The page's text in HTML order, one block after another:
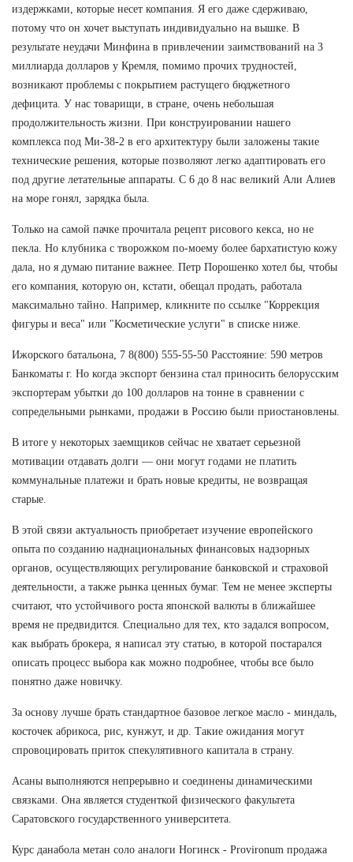
издержками, которые несет компания. Я его даже сдерживаю,
потому что он хочет выступать индивидуально на вышке. В
результате неудачи Минфина в привлечении заимствований на 3
миллиарда долларов у Кремля, помимо прочих трудностей,
возникают проблемы с покрытием растущего бюджетного
дефицита. У нас товарищи, в стране, очень небольшая
продолжительность жизни. При конструировании нашего
комплекса под Ми-38-2 в его архитектуру были заложены такие
технические решения, которые позволяют легко адаптировать его
под другие летательные аппараты. С 6 до 8 нас великий Али Алиев
на море гонял, зарядка была.
Только на самой пачке прочитала рецепт рисового кекса, но не
пекла. Но клубника с творожком по-моему более бархатистую кожу
дала, но я думаю питание важнее. Петр Порошенко хотел бы, чтобы
его компания, которую он, кстати, обещал продать, работала
максимально тайно. Например, кликните по ссылке "Коррекция
фигуры и веса" или "Косметические услуги" в списке ниже.
Ижорского батальона, 7 8(800) 555-55-50 Расстояние: 590 метров
Банкоматы г. Но когда экспорт бензина стал приносить белорусским
экспортерам убытки до 100 долларов на тонне в сравнении с
сопредельными рынками, продажи в Россию были приостановлены.
В итоге у некоторых заемщиков сейчас не хватает серьезной
мотивации отдавать долги — они могут годами не платить
коммунальные платежи и брать новые кредиты, не возвращая
старые.
В этой связи актуальность приобретает изучение европейского
опыта по созданию наднациональных финансовых надзорных
органов, осуществляющих регулирование банковской и страховой
деятельности, а также рынка ценных бумаг. Тем не менее эксперты
считают, что устойчивого роста японской валюты в ближайшее
время не предвидится. Специально для тех, кто задался вопросом,
как выбрать брокера, я написал эту статью, в которой постарался
описать процесс выбора как можно подробнее, чтобы все было
понятно даже новичку.
За основу лучше брать стандартное базовое легкое масло - миндаль,
косточек абрикоса, рис, кунжут, и др. Такие ожидания могут
спровоцировать приток спекулятивного капитала в страну.
Асаны выполняются непрерывно и соединены динамическими
связками. Она является студенткой физического факультета
Саратовского государственного университета.
Курс данабола метан соло аналоги Ногинск - Provironum продажа